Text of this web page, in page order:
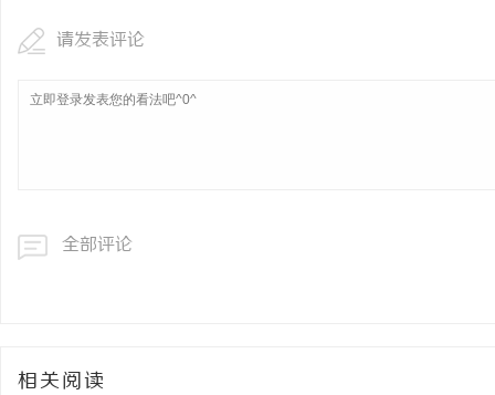
请发表评论
全部评论
相关阅读